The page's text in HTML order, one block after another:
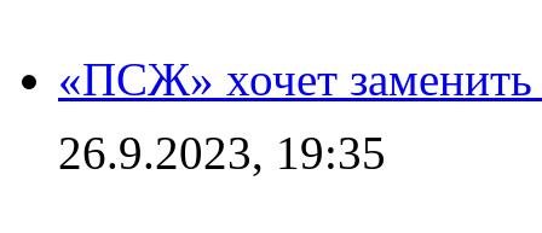
«ПСЖ» хочет
26.9.2023, 19:35